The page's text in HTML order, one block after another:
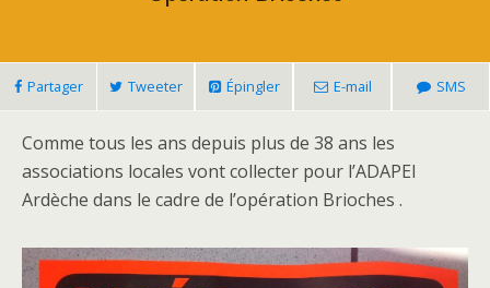
Partager Tweeter Épingler E-mail SMS
Comme tous les ans depuis plus de 38 ans les
associations locales vont collecter pour l’ADAPEI
Ardèche dans le cadre de l’opération Brioches .